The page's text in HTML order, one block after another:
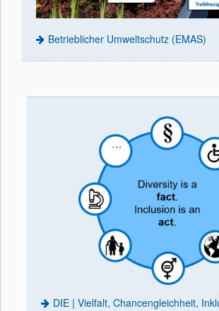
Betrieblicher Umweltschutz (EMAS)
DIE | Vielfalt, Chancengleichheit,